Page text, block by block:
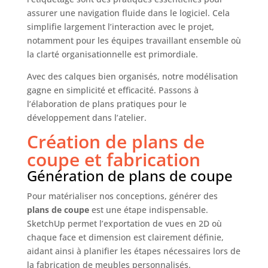
une excellente stabilité au quotidien. Les patins de
protection limitent les rayures sur le sol, tandis
que la conception renforcée contribue à une
utilisation durable dans le salon, la chambre ou le
bureau. 【Montage simple et rapide】Livré avec
une notice illustrée claire ainsi que tous les
accessoires nécessaires, ce canapé peut être
montage intuitif permet une installation rapide
afin de profiter rapidement de votre nouvel
espace de détente. 【Détails pratiques et design
moderne】 Revêtu d’un tissu effet lin doux et
intérieurs modernes ou contemporains. Les
garder à portée de main télécommande,
téléphone, tablette, livre ou magazine pour un
espace toujours bien organisé.
assurer une navigation fluide dans le logiciel. Cela
simplifie largement l’interaction avec le projet,
notamment pour les équipes travaillant ensemble où
la clarté organisationnelle est primordiale.
Avec des calques bien organisés, notre modélisation
gagne en simplicité et efficacité. Passons à
l’élaboration de plans pratiques pour le
développement dans l’atelier.
Création de plans de
coupe et fabrication
Génération de plans de coupe
Pour matérialiser nos conceptions, générer des
plans de coupeest une étape indispensable.
SketchUp permet l’exportation de vues en 2D où
chaque face et dimension est clairement définie,
aidant ainsi à planifier les étapes nécessaires lors de
la fabrication de meubles personnalisés.